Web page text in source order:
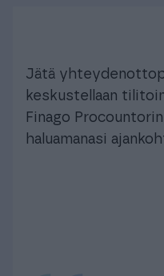
Jätä
keskustellaan
Finago
haluamanasi